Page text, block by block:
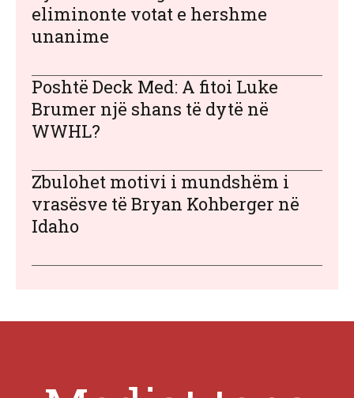
eliminonte votat e hershme
unanime
Poshtë Deck Med: A fitoi Luke
Brumer një shans të dytë në
WWHL?
Zbulohet motivi i mundshëm i
vrasësve të Bryan Kohberger në
Idaho